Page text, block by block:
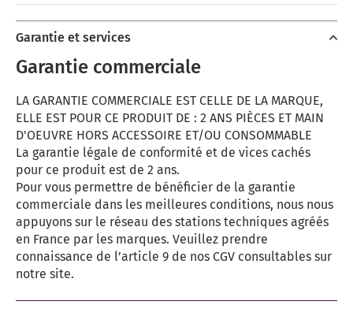
Garantie et services
Garantie commerciale
LA GARANTIE COMMERCIALE EST CELLE DE LA MARQUE,
ELLE EST POUR CE PRODUIT DE : 2 ANS PIÈCES ET MAIN
D'OEUVRE HORS ACCESSOIRE ET/OU CONSOMMABLE
La garantie légale de conformité et de vices cachés
pour ce produit est de 2 ans.
Pour vous permettre de bénéficier de la garantie
commerciale dans les meilleures conditions, nous nous
appuyons sur le réseau des stations techniques agréés
en France par les marques. Veuillez prendre
connaissance de l’article 9 de nos CGV consultables sur
notre site.